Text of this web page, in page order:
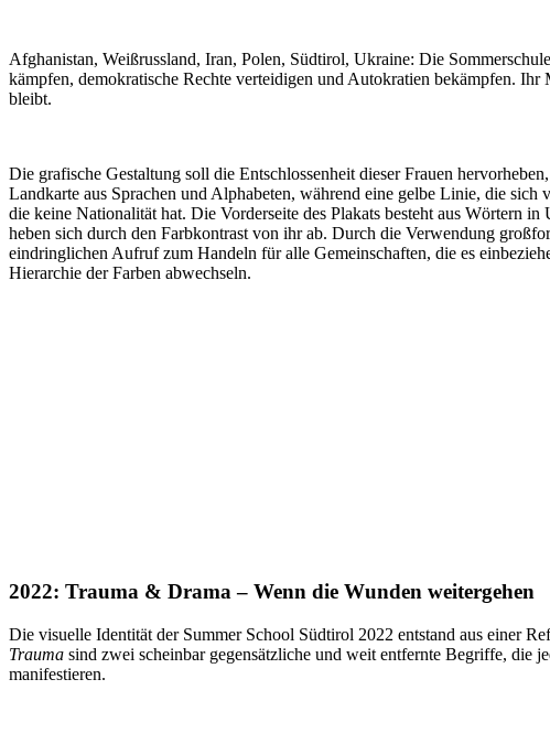
Afghanistan, Weißrussland, Iran, Polen, Südtirol, Ukraine: Die
kämpfen, demokratische Rechte verteidigen und Autokratien bekämpfen.
bleibt.
Die grafische Gestaltung soll die Entschlossenheit dieser Frauen
Landkarte aus Sprachen und Alphabeten, während eine gelbe Linie, die
die keine Nationalität hat. Die Vorderseite des Plakats besteht aus Wörtern
heben sich durch den Farbkontrast von ihr ab. Durch die Verwendung
eindringlichen Aufruf zum Handeln für alle Gemeinschaften, die es
Hierarchie der Farben abwechseln.
2022: Trauma & Drama – Wenn die Wunden weitergehen
Die visuelle Identität der Summer School Südtirol 2022 entstand aus einer
Trauma sind zwei scheinbar gegensätzliche und weit entfernte Begriffe, die
manifestieren.